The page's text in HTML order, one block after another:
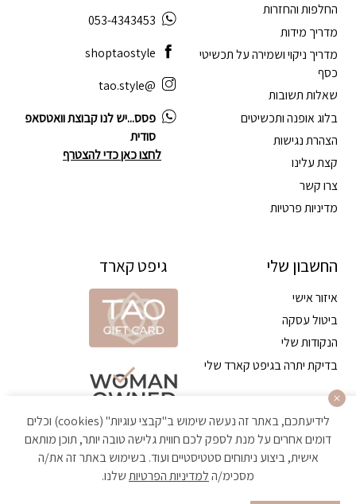
החלפות והחזרות
מדריך מידות
מדריך ניקוי ושמירה על תכשיטי
כסף
שאלות תשובות
בלוג אופנה ותכשיטים
הצהרת נגישות
קצת עלינו
צרו קשר
מדיניות פרטיות
החשבון שלי
איזור אישי
ביטול עסקה
הנקודות שלי
בדיקת יתרה בגיפט קארד שלי
053-4343453
shoptaostyle
@tao.style
פסס...יש לנו קבוצת וואטסאפ
סודית
לחצו כאן כדי להצטרף
גיפט קארד
הקניה באתר מאובטחת ועומדת בתקן האבטחה הגבוה ביותר
לידיעתכם, באתר זה נעשה שימוש ב"קבצי עוגיות" (cookies) וכלים
דומים אחרים על מנת לספק לכם חווית גלישה טובה יותר, תוכן מותאם
אישית, ביצוע ניתוחים סטטיסטיים ועוד. בשימוש באתר זה את/ה
מסכימ/הלמדיניות הפרטיותשלנו.